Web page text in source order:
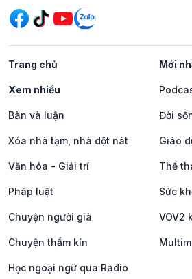
Trang chủ Mới
Xem nhiều
Bàn và luận Đời
Xóa nhà tạm, nhà dột nát Giáo
Văn hóa - Giải trí Thể
Pháp luật Sức
Chuyện người già VOV2
Chuyện thầm kín
Học ngoại ngữ qua Radio